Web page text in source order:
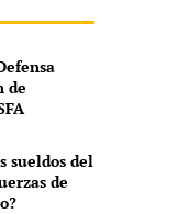
de
sueldos del
de